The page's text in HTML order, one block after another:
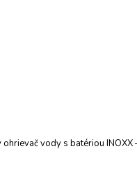
vody s batériou INOXX